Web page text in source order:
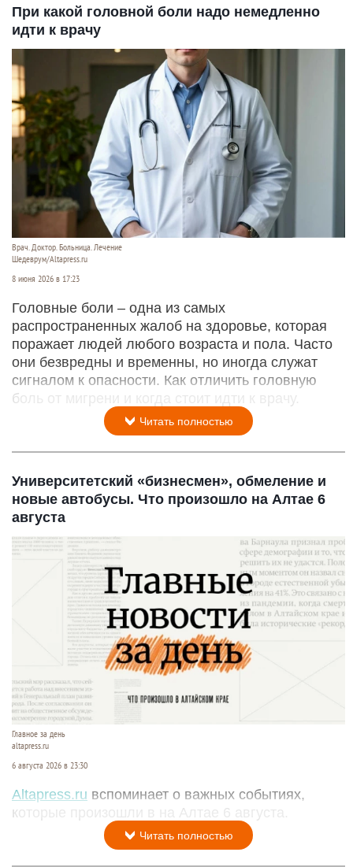
При какой головной боли надо немедленно
идти к врачу
Врач. Доктор. Больница. Лечение
Шедеврум/Altapress.ru
8 июня 2026 в 17:23
Головные боли – одна из самых
распространенных жалоб на здоровье, которая
поражает людей любого возраста и пола. Часто
они безвредны и временны, но иногда служат
сигналом к опасности. Как отличить головную
боль от мигрени и когда стоит идти к врачу.
Читать полностью
Университетский «бизнесмен», обмеление и
новые автобусы. Что произошло на Алтае 6
августа
Главное за день
altapress.ru
6 августа 2026 в 23:30
Altapress.ru вспоминает о важных событиях,
которые произошли в на Алтае 6 августа.
Читать полностью